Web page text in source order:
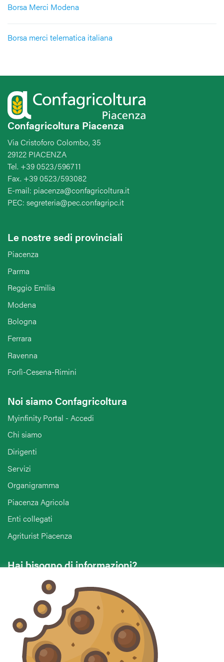
Borsa Merci Modena
Borsa merci telematica italiana
Confagricoltura Piacenza
Via Cristoforo Colombo, 35
29122 PIACENZA
Tel. +39 0523/596711
Fax. +39 0523/593082
E-mail: piacenza@confagricoltura.it
PEC: segreteria@pec.confagripc.it
Le nostre sedi provinciali
Piacenza
Parma
Reggio Emilia
Modena
Bologna
Ferrara
Ravenna
Forlì-Cesena-Rimini
Noi siamo Confagricoltura
Myinfinity Portal - Accedi
Chi siamo
Dirigenti
Servizi
Organigramma
Piacenza Agricola
Enti collegati
Agriturist Piacenza
Hai bisogno di informazioni?
Vuoi contattarci per ricevere assistenza, lasciare un
commento o chiedere informazioni?
CONTATTACI